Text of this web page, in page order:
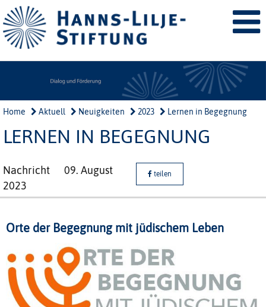
Home Aktuell Neuigkeiten 2023 Lernen in Begegnung
LERNEN IN BEGEGNUNG
Nachricht
09. August
2023
teilen
Orte der Begegnung mit jüdischem Leben